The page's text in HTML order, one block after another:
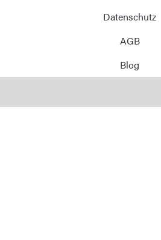
Datenschutz
AGB
Blog